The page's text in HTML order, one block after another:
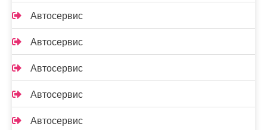
Автосервис
Автосервис
Автосервис
Автосервис
Автосервис